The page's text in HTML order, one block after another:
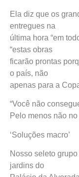
Ela diz que os
entregues na
última hora “em
“estas obras
ficarão prontas
o país, não
apenas para a
“Você não
Pelo menos não
‘Soluções macro’
Nosso seleto
jardins do